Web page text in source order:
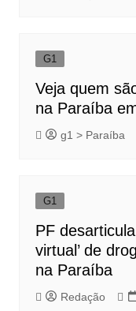
G1
Veja quem
na Paraíba
g1 > Paraíba
G1
PF
virtual’ de
na Paraíba
Redação